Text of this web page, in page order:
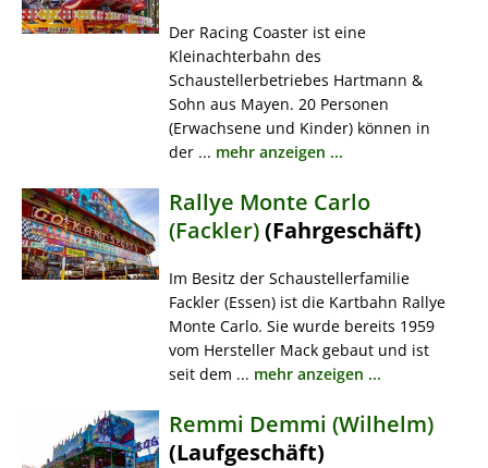
Der Racing Coaster ist eine
Kleinachterbahn des
Schaustellerbetriebes Hartmann &
Sohn aus Mayen. 20 Personen
(Erwachsene und Kinder) können in
der ... mehr anzeigen ...
Rallye Monte Carlo
(Fackler)(Fahrgeschäft)
Im Besitz der Schaustellerfamilie
Fackler (Essen) ist die Kartbahn Rallye
Monte Carlo. Sie wurde bereits 1959
vom Hersteller Mack gebaut und ist
seit dem ... mehr anzeigen ...
Remmi Demmi (Wilhelm)
(Laufgeschäft)